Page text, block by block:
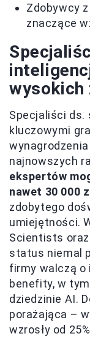
Zdobywcy
znaczące
wysokich
Specjaliści
kluczowymi
najnowszych
ekspertów
nawet 30 000
zdobytego
umiejętności.
Scientists oraz
status niemal
firmy walczą o
benefity, w
dziedzinie AI.
porażająca –
wzrosły od